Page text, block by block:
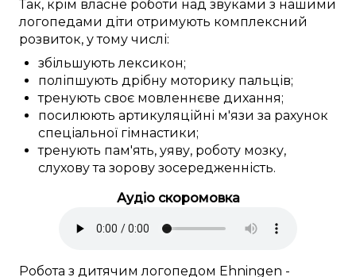
Так, крім власне роботи над звуками з нашими
логопедами діти отримують комплексний
розвиток, у тому числі:
збільшують лексикон;
поліпшують дрібну моторику пальців;
тренують своє мовленнєве дихання;
посилюють артикуляційні м'язи за рахунок
спеціальної гімнастики;
тренують пам'ять, уяву, роботу мозку,
слухову та зорову зосередженність.
Аудіо скоромовка
Робота з дитячим логопедом Ehningen -